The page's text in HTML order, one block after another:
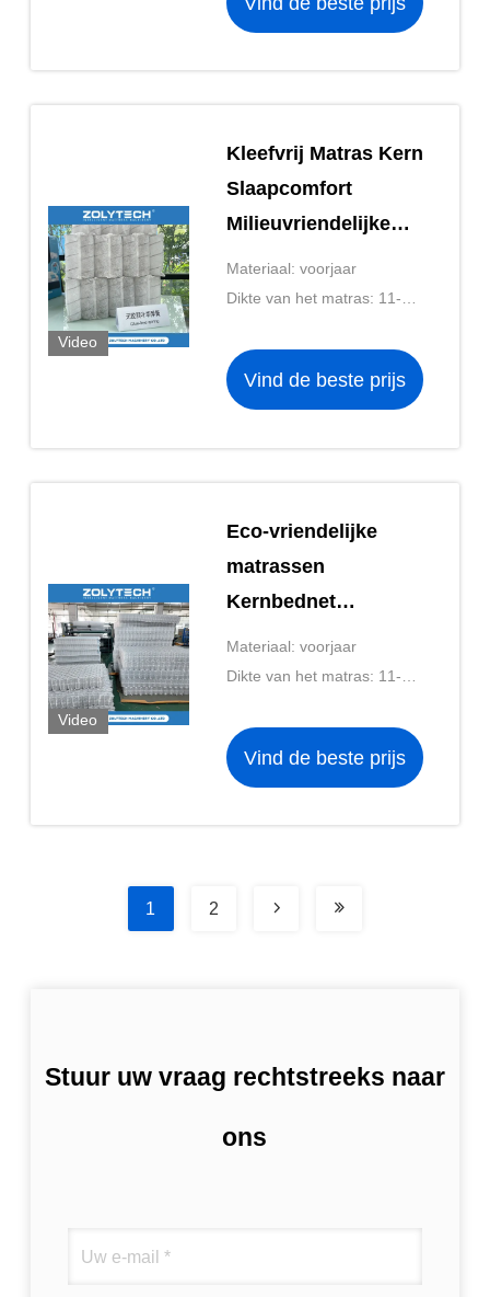
Video
Kleefvrij Matras Kern
Slaapcomfort
Milieuvriendelijke
Bednetten op maat
Materiaal: voorjaar
Dikte van het matras: 11-20
Vind de beste prijs
Video
Eco-vriendelijke
matrassen
Kernbednet
Productie Pocket
Spring Matras
Materiaal: voorjaar
Dikte van het matras: 11-20
Vind de beste prijs
1 2
Stuur uw vraag rechtstreeks naar
ons